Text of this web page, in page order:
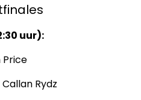
uur):
Price
Rydz